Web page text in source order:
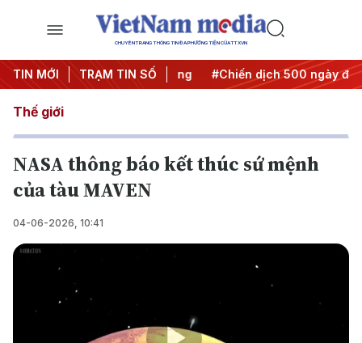
CHUYÊN TRANG THÔNG TIN ĐA PHƯƠNG TIỆN CỦA TTXVN
TIN MỚI TRẠM TIN SỐ
Nghị quyết thành hành động #Chiến dịch 500 ngày đêm
Thế giới
NASA thông báo kết thúc sứ mệnh
của tàu MAVEN
04-06-2026, 10:41